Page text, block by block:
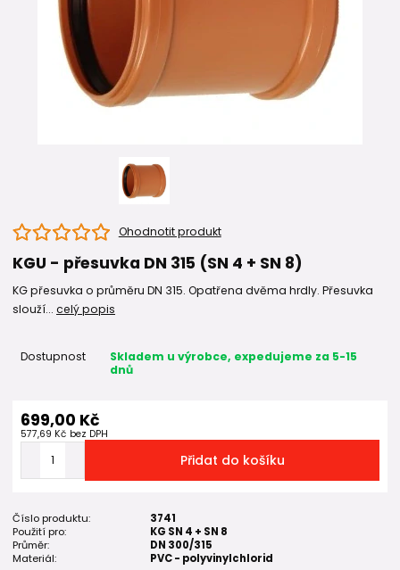
Ohodnotit produkt
KGU - přesuvka DN 315 (SN 4 + SN 8)
KG přesuvka o průměru DN 315. Opatřena dvěma hrdly. Přesuvka
slouží... celý popis
Dostupnost
Skladem u výrobce, expedujeme za 5-15
dnů
699,00 Kč
577,69 Kč bez DPH
Přidat do košíku
Číslo produktu:
3741
Použití pro:
KG SN 4 + SN 8
Průměr:
DN 300/315
Materiál:
PVC - polyvinylchlorid